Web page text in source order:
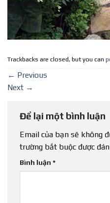
Trackbacks are closed, but you can
← Previous
Next →
Để lại một bình luận
Email của bạn sẽ không
trường bắt buộc được
Bình luận *